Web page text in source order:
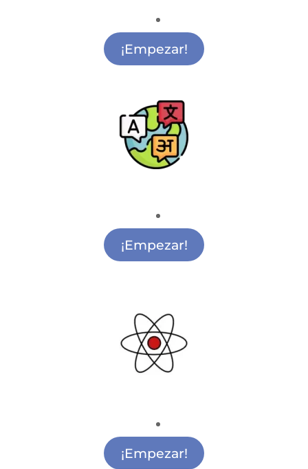
Música para Colegios Sol
¡Empezar!
Academia de Idiomas Sol
¡Empezar!
Actividades de Ciencia y Tecnología Argüelles
¡Empezar!